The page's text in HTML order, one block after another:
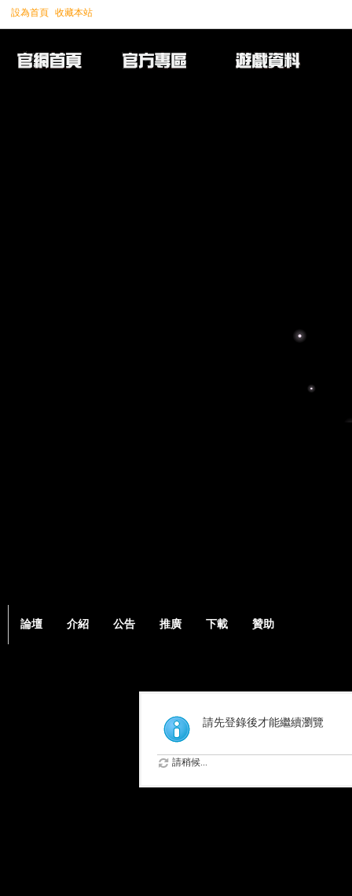
設為首頁 收藏本站
論壇 介紹 公告 推廣 下載 贊助
請先登錄後才能繼續瀏覽
請稍候...